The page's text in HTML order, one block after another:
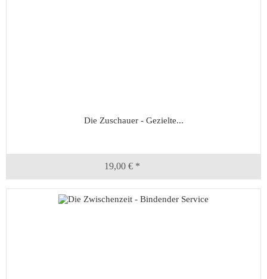
Die Zuschauer - Gezielte...
19,00 € *